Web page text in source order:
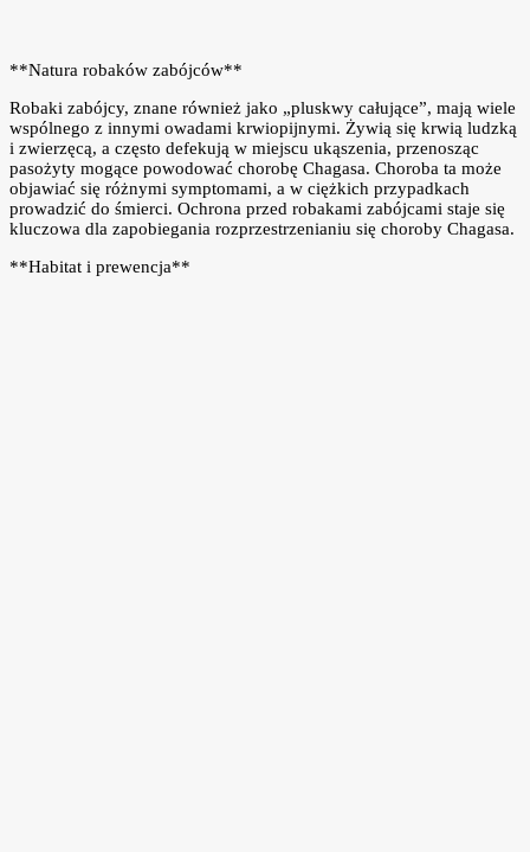
**Natura robaków zabójców**
Robaki zabójcy, znane również jako „pluskwy całujące”, mają wiele
wspólnego z innymi owadami krwiopijnymi. Żywią się krwią ludzką
i zwierzęcą, a często defekują w miejscu ukąszenia, przenosząc
pasożyty mogące powodować chorobę Chagasa. Choroba ta może
objawiać się różnymi symptomami, a w ciężkich przypadkach
prowadzić do śmierci. Ochrona przed robakami zabójcami staje się
kluczowa dla zapobiegania rozprzestrzenianiu się choroby Chagasa.
**Habitat i prewencja**